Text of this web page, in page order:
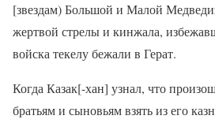
[звездам) Большой и Малой
жертвой стрелы и кинжала,
войска текелу бежали в Герат.
Когда Казак[-хан] узнал, что
братьям и сыновьям взять из его